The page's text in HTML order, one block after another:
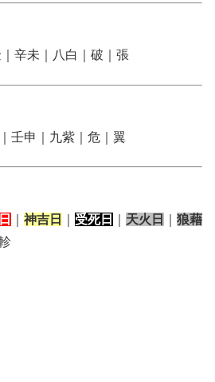
｜辛未｜八白｜破｜張
｜壬申｜九紫｜危｜翼
神吉日 受死日 天火日
狼藉